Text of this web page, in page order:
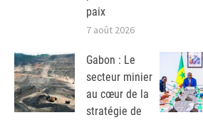
paix
7 août 2026
Gabon : Le
secteur minier
au cœur de la
stratégie de